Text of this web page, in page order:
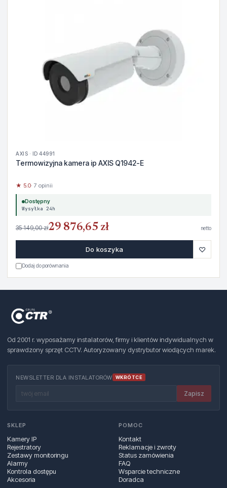
AXIS · ID 44991
Termowizyjna kamera ip AXIS Q1942-E
★ 5.0· 7 opinii
Dostępny
Wysyłka 24h
35 149,00 zł29 876,65 zł netto
Do koszyka ♡
Dodaj do porównania
Od 2001 r. wyposażamy instalatorów, firmy i klientów indywidualnych w
sprawdzony sprzęt CCTV. Autoryzowany dystrybutor wiodących marek.
NEWSLETTER DLA INSTALATORÓW WKRÓTCE
Zapisz
SKLEP
Kamery IP
Rejestratory
Zestawy monitoringu
Alarmy
Kontrola dostępu
Akcesoria
POMOC
Kontakt
Reklamacje i zwroty
Status zamówienia
FAQ
Wsparcie techniczne
Doradca